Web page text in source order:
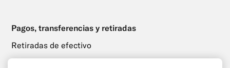
Pagos, transferencias y retiradas
Retiradas de efectivo
Transferencias